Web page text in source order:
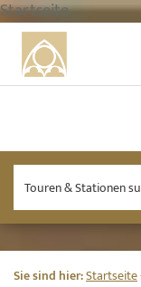
Startseite
Sie sind hier:Startseite